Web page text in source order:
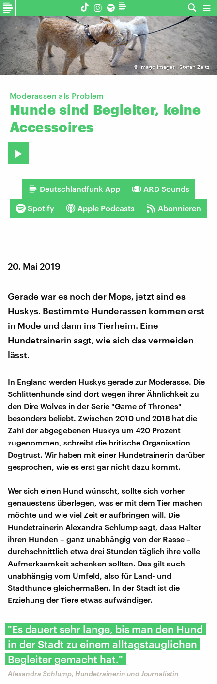
© imago images | Stefan Zeitz
Moderassen als Problem
Hunde sind Begleiter, keine
Accessoires
Deutschlandfunk App ARD Sounds
Spotify Apple Podcasts Abonnieren
20. Mai 2019
Gerade war es noch der Mops, jetzt sind es
Huskys. Bestimmte Hunderassen kommen erst
in Mode und dann ins Tierheim. Eine
Hundetrainerin sagt, wie sich das vermeiden
lässt.
In England werden Huskys gerade zur Moderasse. Die
Schlittenhunde sind dort wegen ihrer Ähnlichkeit zu
den Dire Wolves in der Serie "Game of Thrones"
besonders beliebt. Zwischen 2010 und 2018 hat die
Zahl der abgegebenen Huskys um 420 Prozent
zugenommen, schreibt die britische Organisation
Dogtrust. Wir haben mit einer Hundetrainerin darüber
gesprochen, wie es erst gar nicht dazu kommt.
Wer sich einen Hund wünscht, sollte sich vorher
genauestens überlegen, was er mit dem Tier machen
möchte und wie viel Zeit er aufbringen will. Die
Hundetrainerin Alexandra Schlump sagt, dass Halter
ihren Hunden – ganz unabhängig von der Rasse –
durchschnittlich etwa drei Stunden täglich ihre volle
Aufmerksamkeit schenken sollten. Das gilt auch
unabhängig vom Umfeld, also für Land- und
Stadthunde gleichermaßen. In der Stadt ist die
Erziehung der Tiere etwas aufwändiger.
"Es dauert sehr lange, bis man den Hund
in der Stadt zu einem alltagstauglichen
Begleiter gemacht hat."
Alexandra Schlump, Hundetrainerin und Journalistin